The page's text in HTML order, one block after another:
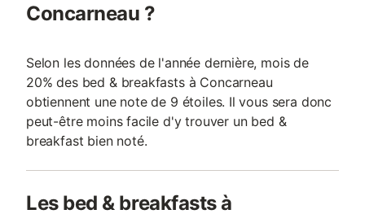
Concarneau ?
Selon les données de l'année dernière, mois de
20% des bed & breakfasts à Concarneau
obtiennent une note de 9 étoiles. Il vous sera donc
peut-être moins facile d'y trouver un bed &
breakfast bien noté.
Les bed & breakfasts à